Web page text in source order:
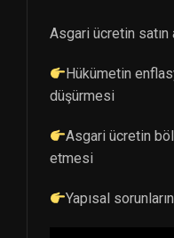
Asgari ücretin satın
Hükümetin
düşürmesi
Asgari ücretin
etmesi
Yapısal